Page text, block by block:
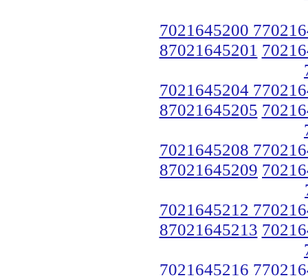
7021645200
87021645201
7021645204
87021645205
7021645208
87021645209
7021645212
87021645213
7021645216